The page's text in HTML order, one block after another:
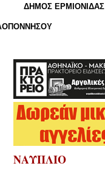
ΔΗΜΟΣ ΕΡΜΙΟΝΙΔΑΣ
ΝΑΥΠΛΙΟ